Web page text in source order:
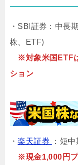
・SBI証券：中長
株、ETF)
※対象米国ETF
ション
・楽天証券
：短
※現金1,000円